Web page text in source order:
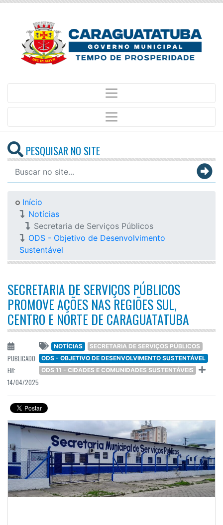
PESQUISAR NO SITE
Início
Notícias
Secretaria de Serviços Públicos
ODS - Objetivo de Desenvolvimento
Sustentável
SECRETARIA DE SERVIÇOS PÚBLICOS
PROMOVE AÇÕES NAS REGIÕES SUL,
CENTRO E NORTE DE CARAGUATATUBA
PUBLICADO
EM:
14/04/2025
NOTÍCIAS
SECRETARIA DE SERVIÇOS PÚBLICOS
ODS - OBJETIVO DE DESENVOLVIMENTO SUSTENTÁVEL
ODS 11 - CIDADES E COMUNIDADES SUSTENTÁVEIS